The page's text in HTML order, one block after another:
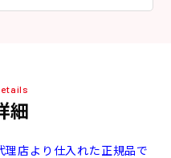
細
店より仕入れた正規品で